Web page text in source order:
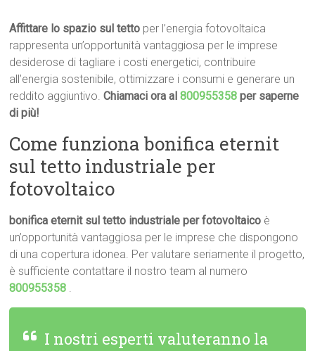
Affittare lo spazio sul tetto per l’energia fotovoltaica
rappresenta un’opportunità vantaggiosa per le imprese
desiderose di tagliare i costi energetici, contribuire
all’energia sostenibile, ottimizzare i consumi e generare un
reddito aggiuntivo.Chiamaci ora al800955358 per saperne
di più!
Come funziona bonifica eternit
sul tetto industriale per
fotovoltaico
bonifica eternit sul tetto industriale per fotovoltaico è
un’opportunità vantaggiosa per le imprese che dispongono
di una copertura idonea. Per valutare seriamente il progetto,
è sufficiente contattare il nostro team al numero
800955358 .
I nostri esperti valuteranno la